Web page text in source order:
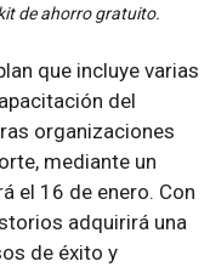
de ahorro gratuito.
que incluye varias
del
organizaciones
mediante un
el 16 de enero. Con
adquirirá una
de éxito y